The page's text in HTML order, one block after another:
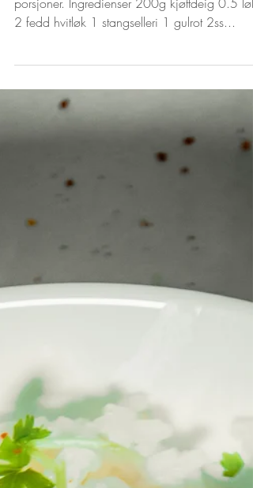
Lett lasagne å lage på de travle dagene! 2
porsjoner. Ingredienser 200g kjøttdeig 0.5 løk
2 fedd hvitløk 1 stangselleri 1 gulrot 2ss...